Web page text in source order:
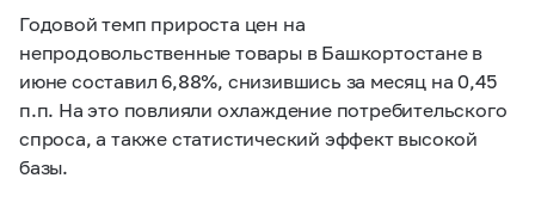
Годовой темп прироста цен на
непродовольственные товары в Башкортостане в
июне составил 6,88%, снизившись за месяц на 0,45
п.п. На это повлияли охлаждение потребительского
спроса, а также статистический эффект высокой
базы.